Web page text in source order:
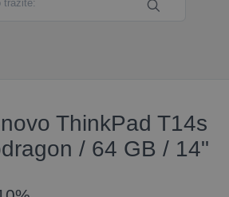
ThinkPad T14s
/ 64 GB / 14"